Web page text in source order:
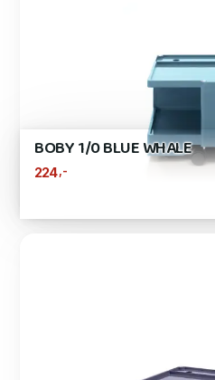
BOBY 1/0 BLUE WHALE
224,-